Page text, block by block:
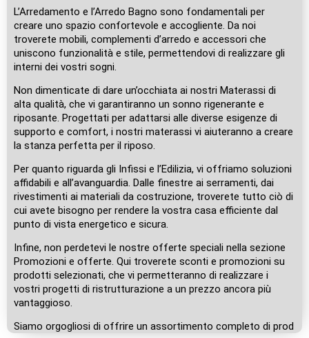
L’Arredamento e l’Arredo Bagno sono fondamentali per
creare uno spazio confortevole e accogliente. Da noi
troverete mobili, complementi d’arredo e accessori che
uniscono funzionalità e stile, permettendovi di realizzare gli
interni dei vostri sogni.
Non dimenticate di dare un’occhiata ai nostri Materassi di
alta qualità, che vi garantiranno un sonno rigenerante e
riposante. Progettati per adattarsi alle diverse esigenze di
supporto e comfort, i nostri materassi vi aiuteranno a creare
la stanza perfetta per il riposo.
Per quanto riguarda gli Infissi e l’Edilizia, vi offriamo soluzioni
affidabili e all’avanguardia. Dalle finestre ai serramenti, dai
rivestimenti ai materiali da costruzione, troverete tutto ciò di
cui avete bisogno per rendere la vostra casa efficiente dal
punto di vista energetico e sicura.
Infine, non perdetevi le nostre offerte speciali nella sezione
Promozioni e offerte. Qui troverete sconti e promozioni su
prodotti selezionati, che vi permetteranno di realizzare i
vostri progetti di ristrutturazione a un prezzo ancora più
vantaggioso.
Siamo orgogliosi di offrire un assortimento completo di prod